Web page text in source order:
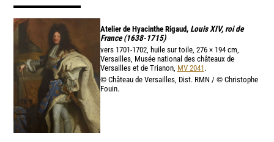
Atelier de Hyacinthe Rigaud, Louis XIV, roi de
France (1638-1715)
vers 1701-1702, huile sur toile, 276 × 194 cm,
Versailles, Musée national des châteaux de
Versailles et de Trianon, MV 2041 .
© Château de Versailles, Dist. RMN / © Christophe
Fouin.